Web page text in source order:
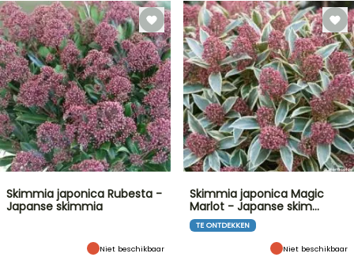
Skimmia japonica Rubesta -
Japanse skimmia
Niet beschikbaar
Skimmia japonica Magic
Marlot - Japanse skim…
TE ONTDEKKEN
Niet beschikbaar